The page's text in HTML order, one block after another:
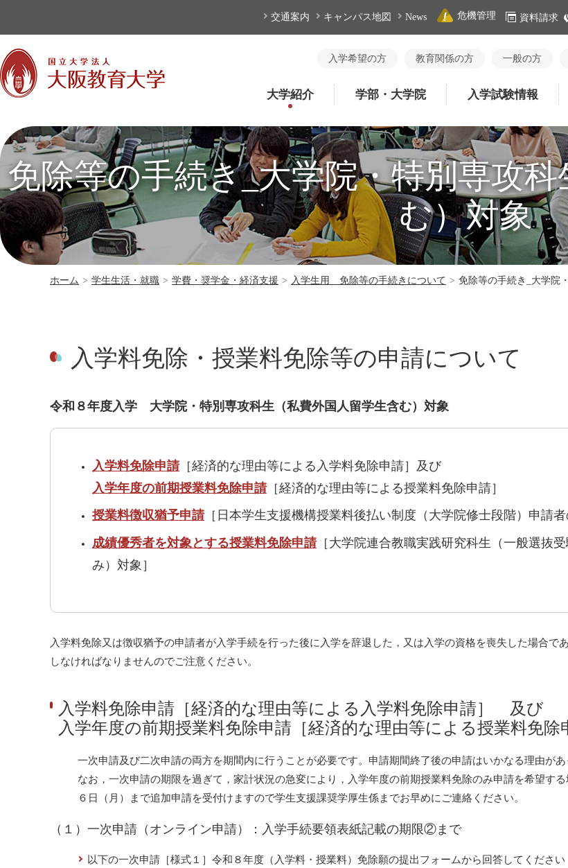
交通案内 キャンパス地図 News 危機管理 資料請求
入学希望の方 教育関係の方 一般の方
大学紹介 学部・大学院 入学試験情報
免除等の手続き_大学院・特別専攻
む）対象
ホーム > 学生生活・就職 > 学費・奨学金・経済支援 > 入学生用 免除等の手続きについて > 免除等の手続き_大学院
入学料免除・授業料免除等の申請について
令和８年度入学 大学院・特別専攻科生（私費外国人留学生含む）対象
入学料免除申請［経済的な理由等による入学料免除申請］及び
入学年度の前期授業料免除申請［経済的な理由等による授業料免除申請］
授業料徴収猶予申請［日本学生支援機構授業料後払い制度（大学院修士段階）申請者
成績優秀者を対象とする授業料免除申請［大学院連合教職実践研究科生（一般選抜
み）対象］
入学料免除又は徴収猶予の申請者が入学手続を行った後に入学を辞退した，又は入学の資格を喪失した場合で
しなければなりませんのでご注意ください。
入学料免除申請［経済的な理由等による入学料免除申請］ 及び
入学年度の前期授業料免除申請［経済的な理由等による授業料免除
一次申請及び二次申請の両方を期間内に行うことが必要です。申請期間終了後の申請はいかなる理由があ
なお，一次申請の期限を過ぎて，家計状況の急変により，入学年度の前期授業料免除のみ申請を希望する
６日（月）まで追加申請を受付けますので学生支援課奨学厚生係までお早めにご連絡ください。
（１）一次申請（オンライン申請）：入学手続要領表紙記載の期限②まで
以下の一次申請［様式１］令和８年度（入学料・授業料）免除願の提出フォームから回答してください